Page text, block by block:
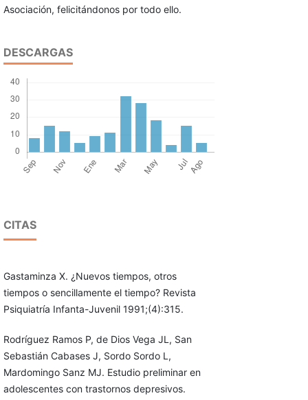
Asociación, felicitándonos por todo ello.
DESCARGAS
CITAS
Gastaminza X. ¿Nuevos tiempos, otros
tiempos o sencillamente el tiempo? Revista
Psiquiatría Infanta-Juvenil 1991;(4):315.
Rodríguez Ramos P, de Dios Vega JL, San
Sebastián Cabases J, Sordo Sordo L,
Mardomingo Sanz MJ. Estudio preliminar en
adolescentes con trastornos depresivos.